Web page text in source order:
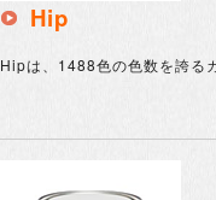
Hip
Hipは、1488色の色数を誇る